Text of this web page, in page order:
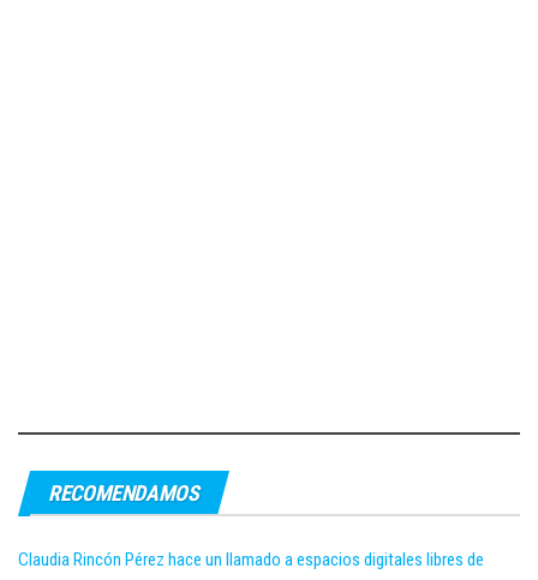
RECOMENDAMOS
Claudia Rincón Pérez hace un llamado a espacios digitales libres de